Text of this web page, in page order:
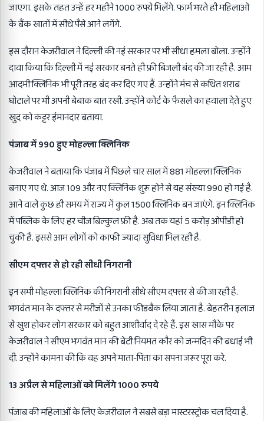
जाएगा. इसके तहत उन्हें हर महीने 1000 रुपये मिलेंगे. फार्म भरते ही महिलाओं
के बैंक खातों में सीधे पैसे आने लगेंगे.
इस दौरान केजरीवाल ने दिल्ली की नई सरकार पर भी सीधा हमला बोला. उन्होंने
दावा किया कि दिल्ली में नई सरकार बनते ही फ्री बिजली बंद की जा रही है. आम
आदमी क्लिनिक भी पूरी तरह बंद कर दिए गए हैं. उन्होंने मंच से कथित शराब
घोटाले पर भी अपनी बेबाक बात रखी. उन्होंने कोर्ट के फैसले का हवाला देते हुए
खुद को कट्टर ईमानदार बताया.
पंजाब में 990 हुए मोहल्ला क्लिनिक
केजरीवाल ने बताया कि पंजाब में पिछले चार साल में 881 मोहल्ला क्लिनिक
बनाए गए थे. आज 109 और नए क्लिनिक शुरू होने से यह संख्या 990 हो गई है.
आने वाले कुछ ही समय में राज्य में कुल 1500 क्लिनिक बन जाएंगे. इन क्लिनिक
में पब्लिक के लिए हर चीज बिल्कुल फ्री है. अब तक यहां 5 करोड़ ओपीडी हो
चुकी हैं. इससे आम लोगों को काफी ज्यादा सुविधा मिल रही है.
सीएम दफ्तर से हो रही सीधी निगरानी
इन सभी मोहल्ला क्लिनिक की निगरानी सीधे सीएम दफ्तर से की जा रही है.
भगवंत मान के दफ्तर से मरीजों से उनका फीडबैक लिया जाता है. बेहतरीन इलाज
से खुश होकर लोग सरकार को बहुत आशीर्वाद दे रहे हैं. इस खास मौके पर
केजरीवाल ने सीएम भगवंत मान की बेटी नियमत कौर को जन्मदिन की बधाई भी
दी. उन्होंने कामना की कि वह अपने माता-पिता का सपना जरूर पूरा करे.
13 अप्रैल से महिलाओं को मिलेंगे 1000 रुपये
पंजाब की महिलाओं के लिए केजरीवाल ने सबसे बड़ा मास्टरस्ट्रोक चल दिया है.